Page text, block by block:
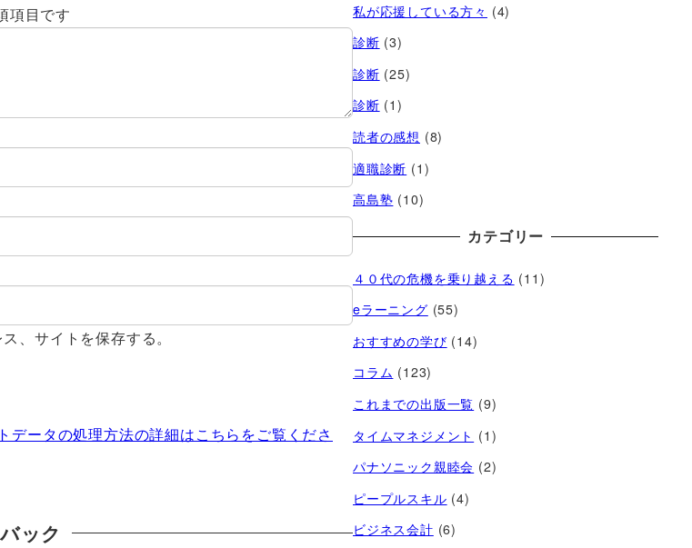
項目です
、サイトを保存する。
データの処理方法の詳細はこちらをご覧くださ
ック
私が応援している方々 (4)
診断 (3)
診断 (25)
診断 (1)
読者の感想 (8)
適職診断 (1)
高島塾 (10)
カテゴリー
４０代の危機を乗り越える (11)
eラーニング (55)
おすすめの学び (14)
コラム (123)
これまでの出版一覧 (9)
タイムマネジメント (1)
パナソニック親睦会 (2)
ピープルスキル (4)
ビジネス会計 (6)